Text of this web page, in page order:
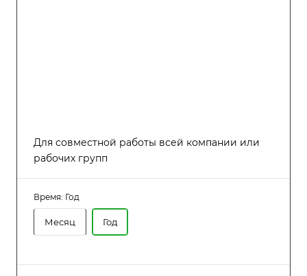
Для совместной работы всей компании или
рабочих групп
Время: Год
Месяц Год